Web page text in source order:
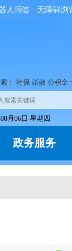
无障碍浏
人问答
： 社保 婚姻 公积金
月06日 星期四
政务服务